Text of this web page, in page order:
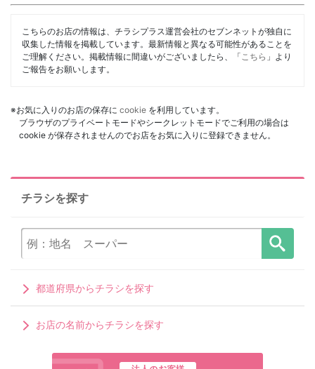
こちらのお店の情報は、チラシプラス運営会社のセブンネットが独自に
収集した情報を掲載しています。最新情報と異なる可能性があることを
ご理解ください。掲載情報に間違いがございましたら、「 こちら 」より
ご報告をお願いします。
※お気に入りのお店の保存に cookie を利用しています。
ブラウザのプライベートモードやシークレットモードでご利用の場合は
cookie が保存されませんのでお店をお気に入りに登録できません。
チラシを探す
都道府県からチラシを探す
お店の名前からチラシを探す